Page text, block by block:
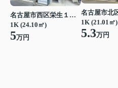
名古屋市西区栄生１丁目
1K (24.10㎡)
5万円
1K (21.01㎡)
5.3万円